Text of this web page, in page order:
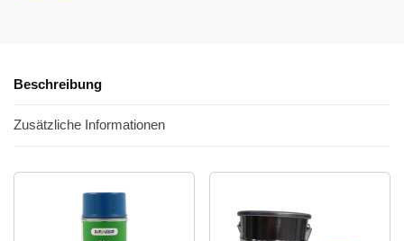
Beschreibung
Zusätzliche Informationen